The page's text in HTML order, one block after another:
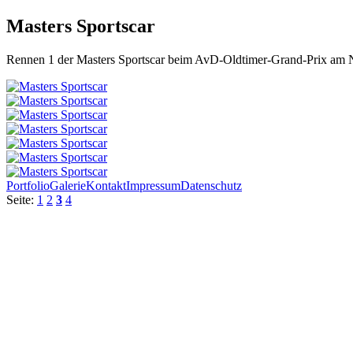
Masters Sportscar
Rennen 1 der Masters Sportscar beim AvD-Oldtimer-Grand-Prix am
PortfolioGalerieKontaktImpressumDatenschutz
Seite: 1 2 3 4